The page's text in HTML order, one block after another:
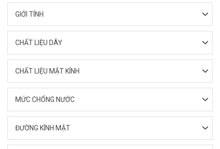
GIỚI TÍNH
CHẤT LIỆU DÂY
CHẤT LIỆU MẶT KÍNH
MỨC CHỐNG NƯỚC
ĐƯỜNG KÍNH MẶT